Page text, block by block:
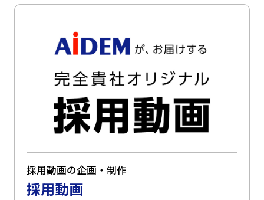
採用動画の企画・制作
採用動画